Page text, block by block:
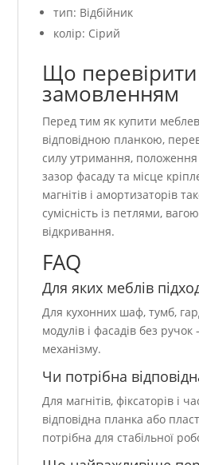
тип: Відбійник
колір: Сірий
Що
замовленням
Перед тим як купити
відповідною планкою,
силу утримання, положення
зазор фасаду та місце
магнітів і амортизаторів
сумісність із петлями,
відкривання.
FAQ
Для яких меблів
Для кухонних шаф, тумб,
модулів і фасадів без
механізму.
Чи потрібна
Для магнітів, фіксаторів і
відповідна планка або
потрібна для стабільної